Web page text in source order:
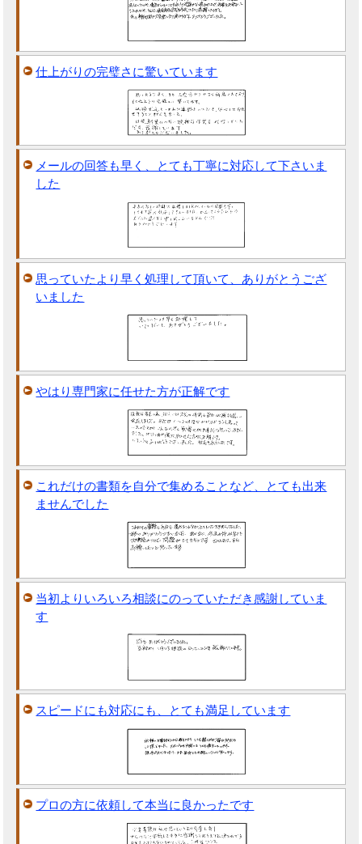
仕上がりの完璧さに驚いています
メールの回答も早く、とても丁寧に対応して下さいま
した
思っていたより早く処理して頂いて、ありがとうござ
いました
やはり専門家に任せた方が正解です
これだけの書類を自分で集めることなど、とても出来
ませんでした
当初よりいろいろ相談にのっていただき感謝していま
す
スピードにも対応にも、とても満足しています
プロの方に依頼して本当に良かったです